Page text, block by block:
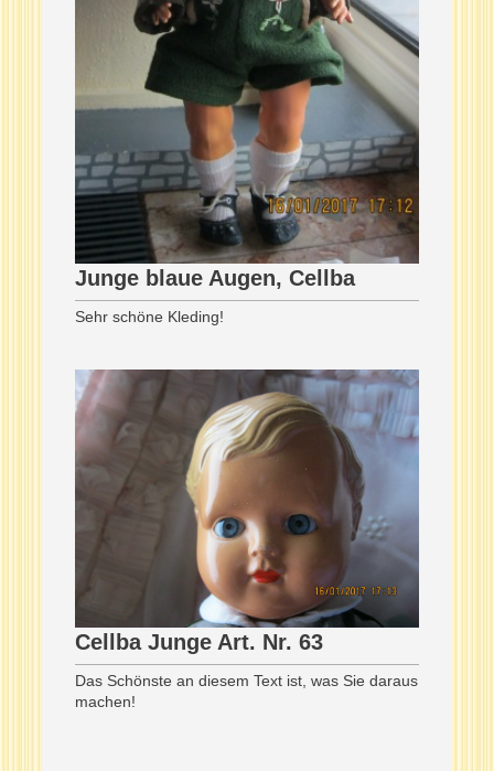
Junge blaue Augen, Cellba
Sehr schöne Kleding!
Cellba Junge Art. Nr. 63
Das Schönste an diesem Text ist, was Sie daraus
machen!